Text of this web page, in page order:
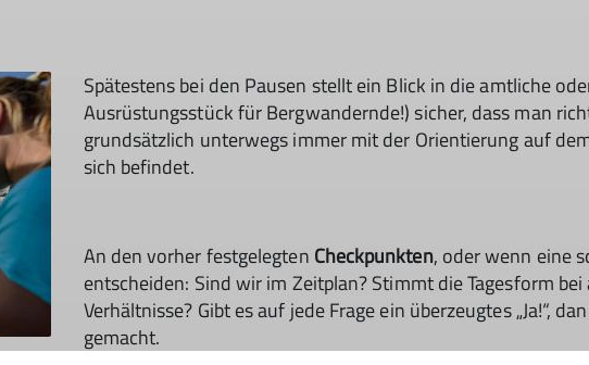
Spätestens bei den Pausen stellt ein Blick in die amtliche
Ausrüstungsstück für Bergwandernde!) sicher, dass man
grundsätzlich unterwegs immer mit der Orientierung auf
sich befindet.
An den vorher festgelegten Checkpunkten, oder wenn eine
entscheiden: Sind wir im Zeitplan? Stimmt die Tagesform bei
Verhältnisse? Gibt es auf jede Frage ein überzeugtes „Ja!“,
gemacht.